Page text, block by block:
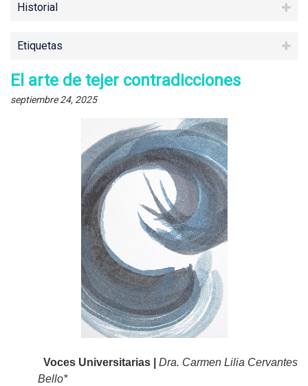
Historial
Etiquetas
El arte de tejer contradicciones
septiembre 24, 2025
Voces Universitarias | Dra. Carmen Lilia Cervantes
Bello*